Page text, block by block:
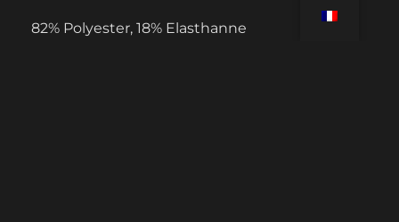
82% Polyester, 18% Elasthanne